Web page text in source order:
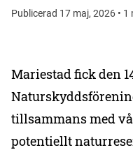
Publicerad 17 maj, 2026 • 1
Mariestad fick den
tillsammans med
potentiellt